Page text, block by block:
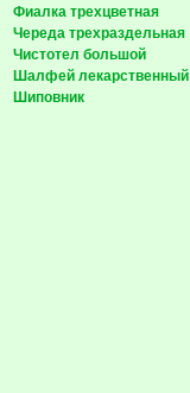
Фиалка трехцветная
Череда трехраздельная
Чистотел большой
Шалфей лекарственный
Шиповник